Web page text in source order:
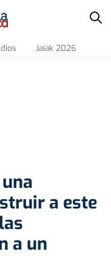
Jaiak 2026
a este
a un